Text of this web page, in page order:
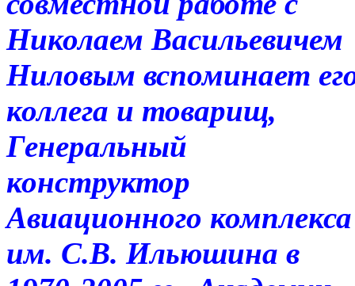
Николаем Васильевичем
Ниловым вспоминает
коллега и товарищ,
Генеральный
конструктор
Авиационного комплекса
им. С.В. Ильюшина в